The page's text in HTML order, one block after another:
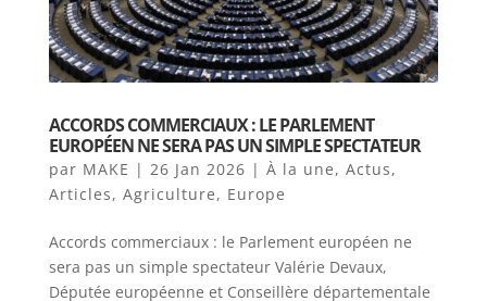
ACCORDS COMMERCIAUX : LE PARLEMENT
EUROPÉEN NE SERA PAS UN SIMPLE SPECTATEUR
par MAKE | 26 Jan 2026 | À la une, Actus,
Articles, Agriculture, Europe
Accords commerciaux : le Parlement européen ne
sera pas un simple spectateur Valérie Devaux,
Députée européenne et Conseillère départementale